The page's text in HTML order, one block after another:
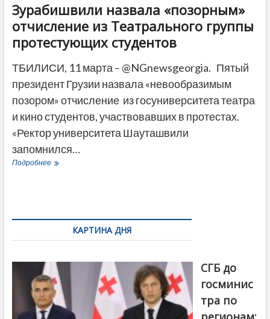
Зурабишвили назвала «позорным»
отчисление из Театрального группы
протестующих студентов
ТБИЛИСИ, 11 марта – @NGnewsgeorgia. Пятый
президент Грузии назвала «невообразимым
позором» отчисление из госуниверситета театра
и кино студентов, участвовавших в протестах.
«Ректор университета Шауташвили
запомнился…
ПодробнееЗурабишвили
группы
протестующих
КАРТИНА ДНЯ
СГБ до
госминис
тра по